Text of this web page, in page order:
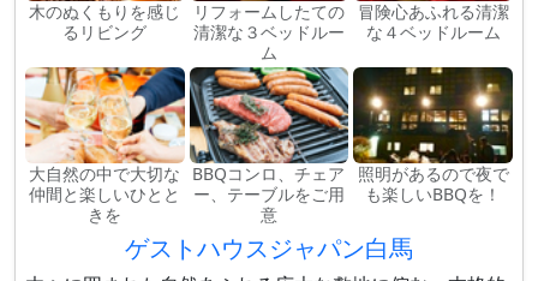
木のぬくもりを感じ
るリビング
リフォームしたての
清潔な３ベッドルー
ム
冒険心あふれる清潔
な４ベッドルーム
大自然の中で大切な
仲間と楽しいひとと
きを
BBQコンロ、チェア
ー、テーブルをご用
意
照明があるので夜で
も楽しいBBQを！
ゲストハウスジャパン白馬